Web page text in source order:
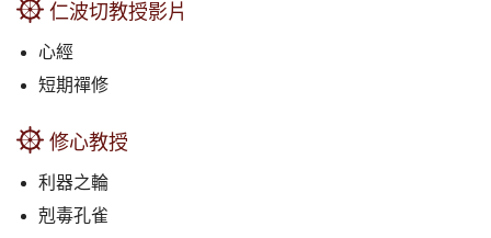
仁波切教授影片
心經
短期禪修
修心教授
利器之輪
剋毒孔雀